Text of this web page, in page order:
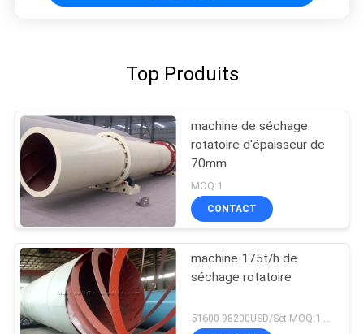
Top Produits
machine de séchage
rotatoire d'épaisseur de
70mm
MOQ:1
CONTACT
machine 175t/h de
séchage rotatoire